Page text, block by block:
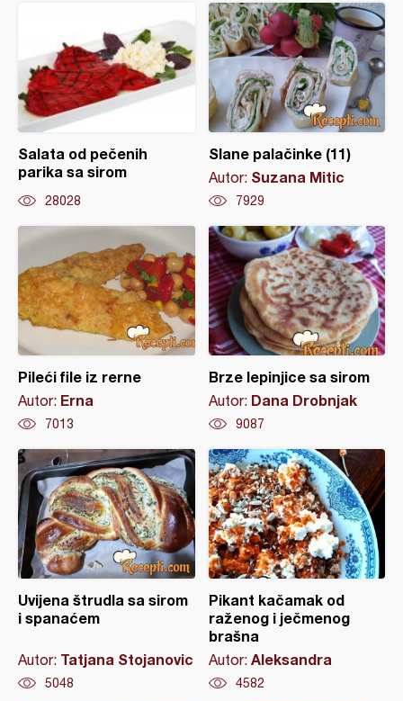
Salata od pečenih
parika sa sirom
28028
Slane palačinke (11)
Autor: Suzana Mitic
7929
Pileći file iz rerne
Autor: Erna
7013
Brze lepinjice sa sirom
Autor: Dana Drobnjak
9087
Uvijena štrudla sa sirom
i spanaćem
Autor: Tatjana Stojanovic
5048
Pikant kačamak od
raženog i ječmenog
brašna
Autor: Aleksandra
4582